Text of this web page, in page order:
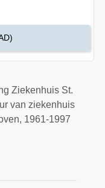
Ziekenhuis St.
van ziekenhuis
1961-1997